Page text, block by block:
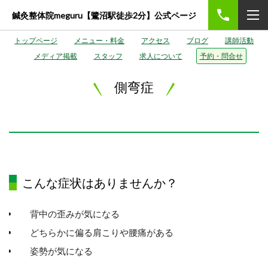
鍼灸整体院meguru【鷺沼駅徒歩2分】公式ページ
トップページ メニュー・料金 アクセス ブログ
講師活動
メディア掲載
スタッフ 求人について 予約・問合せ
側弯症
こんな症状はありませんか？
背中の歪みが気になる
どちらかに偏る肩こりや腰痛がある
姿勢が気になる